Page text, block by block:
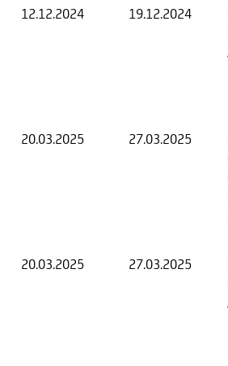
12.12.2024 19.12.2024
20.03.2025 27.03.2025
20.03.2025 27.03.2025